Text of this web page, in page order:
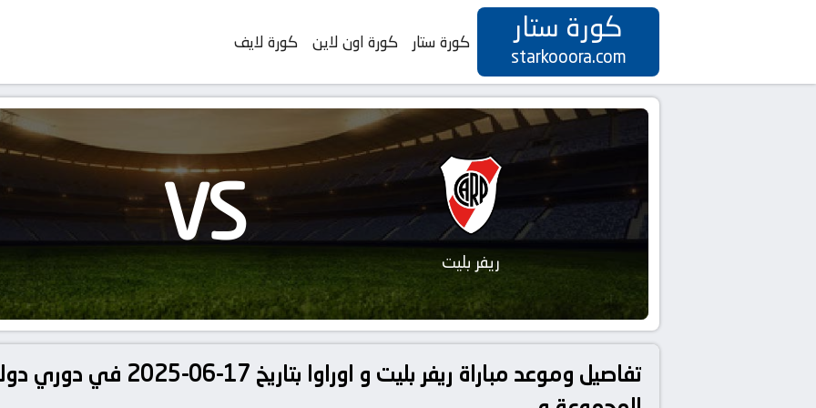
كورة ستار
starkooora.com
كورة ستار كورة اون لاين كورة لايف
ريفر بليت VS
تفاصيل وموعد مباراة ريفر بليت